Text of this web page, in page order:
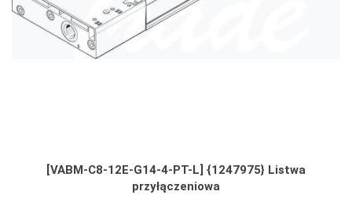
[VABM-C8-12E-G14-4-PT-L] {1247975} Listwa
przyłączeniowa